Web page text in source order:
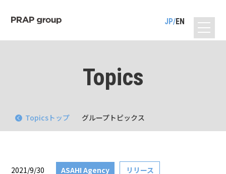
JP EN
Topics
グループトピックス
Topicsトップ
2021/9/30 ASAHI Agency リリース